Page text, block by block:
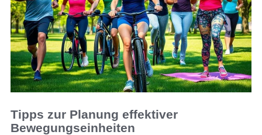
Tipps zur Planung effektiver
Bewegungseinheiten